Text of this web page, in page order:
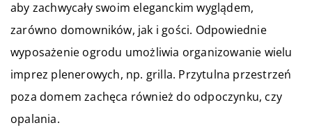
aby zachwycały swoim eleganckim wyglądem,
zarówno domowników, jak i gości. Odpowiednie
wyposażenie ogrodu umożliwia organizowanie wielu
imprez plenerowych, np. grilla. Przytulna przestrzeń
poza domem zachęca również do odpoczynku, czy
opalania.